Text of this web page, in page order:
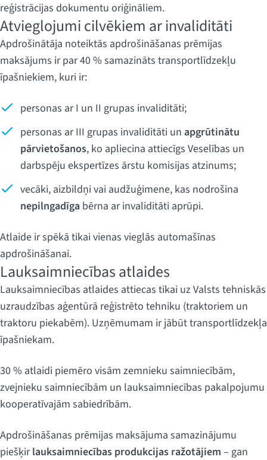
reģistrācijas dokumentu oriģināliem.
Atvieglojumi cilvēkiem ar invaliditāti
Apdrošinātāja noteiktās apdrošināšanas prēmijas
maksājums ir par 40 % samazināts transportlīdzekļu
īpašniekiem, kuri ir:
personas ar I un II grupas invaliditāti;
personas ar III grupas invaliditāti un apgrūtinātu
pārvietošanos, ko apliecina attiecīgs Veselības un
darbspēju ekspertīzes ārstu komisijas atzinums;
vecāki, aizbildņi vai audžuģimene, kas nodrošina
nepilngadīga bērna ar invaliditāti aprūpi.
Atlaide ir spēkā tikai vienas vieglās automašīnas
apdrošināšanai.
Lauksaimniecības atlaides
Lauksaimniecības atlaides attiecas tikai uz Valsts tehniskās
uzraudzības aģentūrā reģistrēto tehniku (traktoriem un
traktoru piekabēm). Uzņēmumam ir jābūt transportlīdzekļa
īpašniekam.
30 % atlaidi piemēro visām zemnieku saimniecībām,
zvejnieku saimniecībām un lauksaimniecības pakalpojumu
kooperatīvajām sabiedrībām.
Apdrošināšanas prēmijas maksājuma samazinājumu
piešķirlauksaimniecības produkcijas ražotājiem – gan